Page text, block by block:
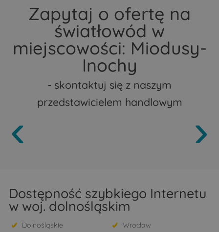
Zapytaj o ofertę na
światłowód w
miejscowości: Miodusy-
Inochy
- skontaktuj się z naszym
przedstawicielem handlowym
Dostępność szybkiego Internetu
w woj. dolnośląskim
Dolnośląskie Wrocław